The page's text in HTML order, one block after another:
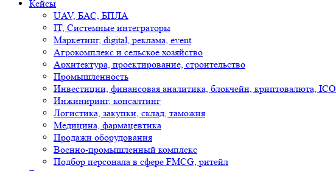
Кейсы
UAV, БАС, БПЛА
IT, Системные интеграторы
Маркетинг, digital, реклама, event
Агрокомплекс и сельское хозяйство
Архитектура, проектирование, строительство
Промышленность
Инвестиции, финансовая аналитика, блокчейн, криптовалюта, ICO
Инжиниринг, консалтинг
Логистика, закупки, склад, таможня
Медицина, фармацевтика
Продажи оборудования
Военно-промышленный комплекс
Подбор персонала в сфере FMCG, ритейл